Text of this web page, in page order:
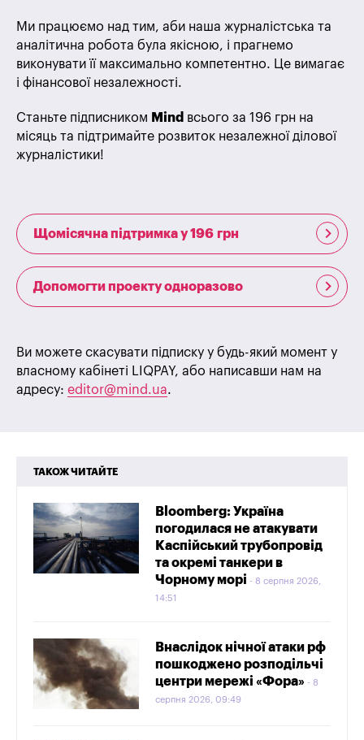
Ми працюємо над тим, аби наша журналістська та
аналітична робота була якісною, і прагнемо
виконувати її максимально компетентно. Це вимагає
і фінансової незалежності.
Станьте підписником Mind всього за 196 грн на
місяць та підтримайте розвиток незалежної ділової
журналістики!
Щомісячна підтримка у 196 грн
Допомогти проекту одноразово
Ви можете скасувати підписку у будь-який момент у
власному кабінеті LIQPAY, або написавши нам на
адресу: editor@mind.ua.
ТАКОЖ ЧИТАЙТЕ
Bloomberg: Україна
погодилася не атакувати
Каспійський трубопровід
та окремі танкери в
Чорному морі
8 серпня 2026,
14:51
Внаслідок нічної атаки рф
пошкоджено розподільчі
центри мережі «Фора»
8
серпня 2026, 09:49